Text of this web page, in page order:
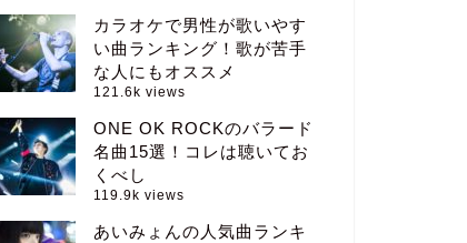
カラオケで男性が歌いやす
い曲ランキング！歌が苦手
な人にもオススメ
121.6k views
ONE OK ROCKのバラード
名曲15選！コレは聴いてお
くべし
119.9k views
あいみょんの人気曲ランキ